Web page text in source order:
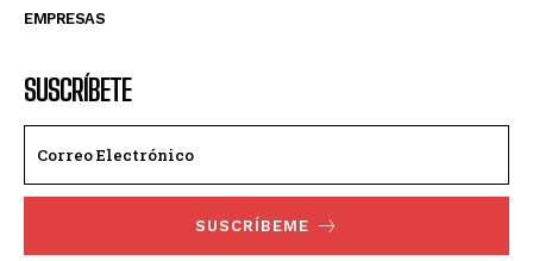
EMPRESAS
SUSCRÍBETE
SUSCRÍBEME